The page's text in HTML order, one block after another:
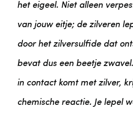
het eigeel. Niet alleen
van jouw eitje; de zilveren
door het zilversulfide dat
bevat dus een beetje
in contact komt met zilver,
chemische reactie. Je lepel